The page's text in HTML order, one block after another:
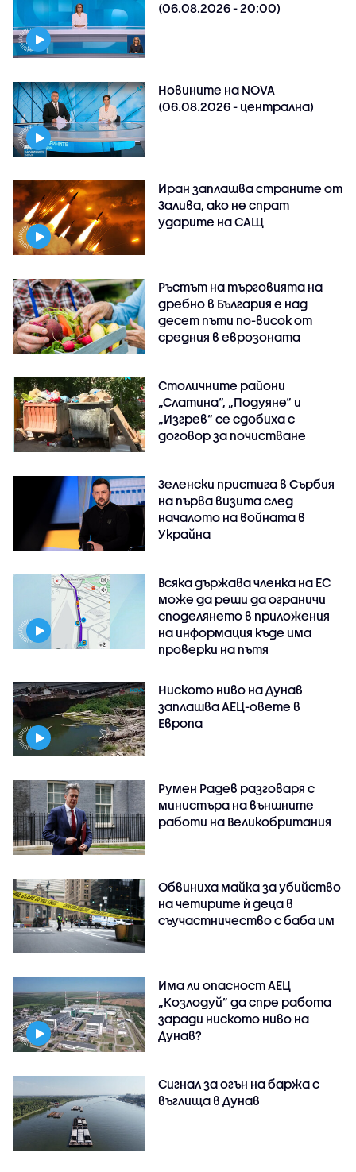
(06.08.2026 - 20:00)
Новините на NOVA
(06.08.2026 - централна)
Иран заплашва страните от
Залива, ако не спрат
ударите на САЩ
Ръстът на търговията на
дребно в България е над
десет пъти по-висок от
средния в еврозоната
Столичните райони
„Слатина“, „Подуяне“ и
„Изгрев“ се сдобиха с
договор за почистване
Зеленски пристига в Сърбия
на първа визита след
началото на войната в
Украйна
Всяка държава членка на ЕС
може да реши да ограничи
споделянето в приложения
на информация къде има
проверки на пътя
Ниското ниво на Дунав
заплашва АЕЦ-овете в
Европа
Румен Радев разговаря с
министъра на външните
работи на Великобритания
Обвиниха майка за убийство
на четирите ѝ деца в
съучастничество с баба им
Има ли опасност АЕЦ
„Козлодуй” да спре работа
заради ниското ниво на
Дунав?
Сигнал за огън на баржа с
въглища в Дунав